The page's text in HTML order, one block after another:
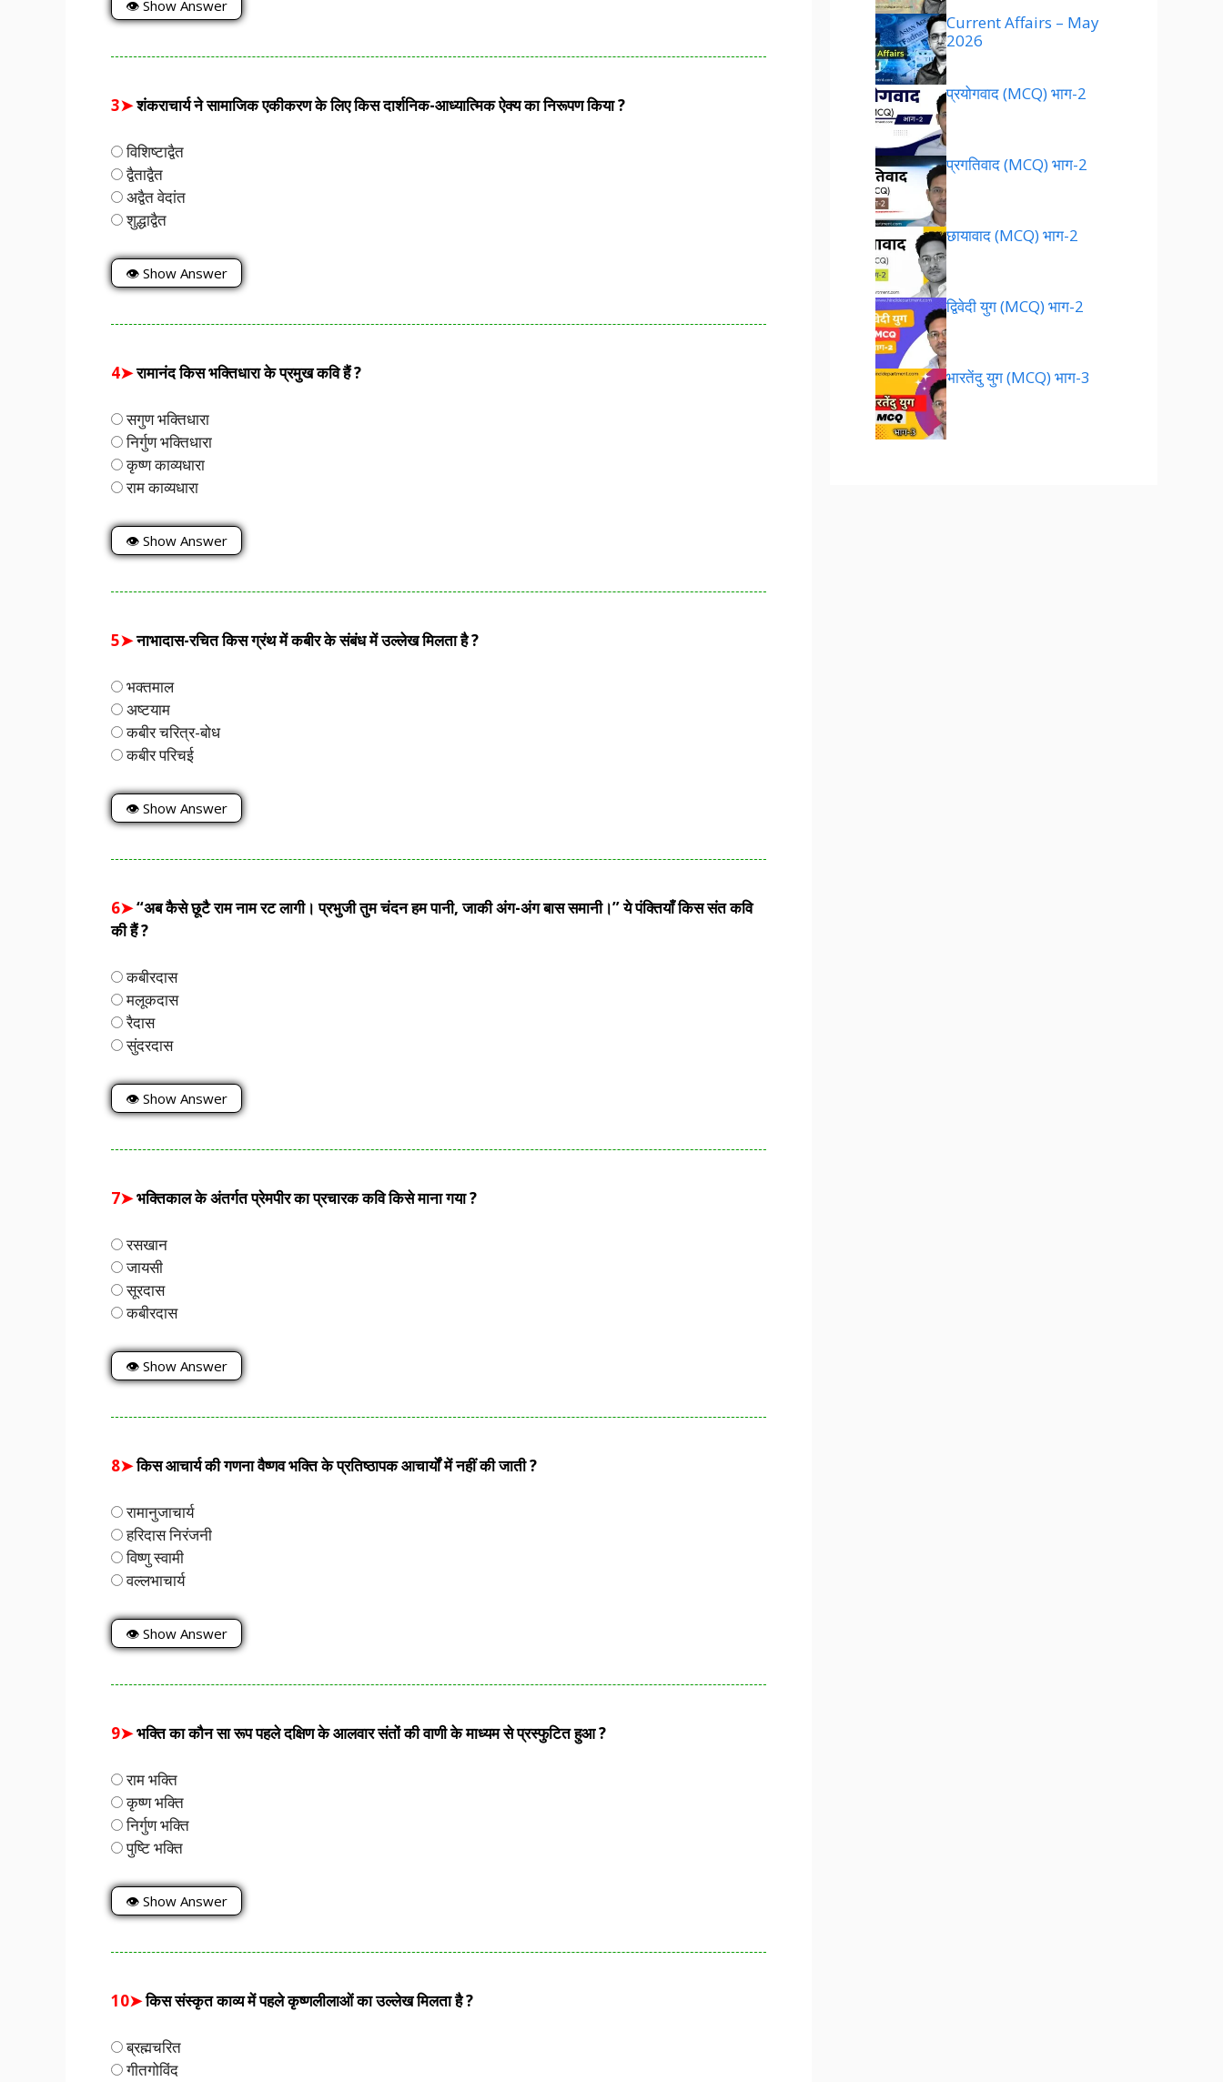
👁 Show Answer
3➤शंकराचार्य ने सामाजिक एकीकरण के लिए किस दार्शनिक-आध्यात्मिक ऐक्य का निरूपण किया ?
विशिष्टाद्वैत
द्वैताद्वैत
अद्वैत वेदांत
शुद्धाद्वैत
👁 Show Answer
4➤रामानंद किस भक्तिधारा के प्रमुख कवि हैं ?
सगुण भक्तिधारा
निर्गुण भक्तिधारा
कृष्ण काव्यधारा
राम काव्यधारा
👁 Show Answer
5➤नाभादास-रचित किस ग्रंथ में कबीर के संबंध में उल्लेख मिलता है ?
भक्तमाल
अष्टयाम
कबीर चरित्र-बोध
कबीर परिचई
👁 Show Answer
6➤“अब कैसे छूटै राम नाम रट लागी। प्रभुजी तुम चंदन हम पानी, जाकी अंग-अंग बास समानी।” ये पंक्तियाँ किस संत कवि
की हैं ?
कबीरदास
मलूकदास
रैदास
सुंदरदास
👁 Show Answer
7➤भक्तिकाल के अंतर्गत प्रेमपीर का प्रचारक कवि किसे माना गया ?
रसखान
जायसी
सूरदास
कबीरदास
👁 Show Answer
8➤किस आचार्य की गणना वैष्णव भक्ति के प्रतिष्ठापक आचार्यों में नहीं की जाती ?
रामानुजाचार्य
हरिदास निरंजनी
विष्णु स्वामी
वल्लभाचार्य
👁 Show Answer
9➤भक्ति का कौन सा रूप पहले दक्षिण के आलवार संतों की वाणी के माध्यम से प्रस्फुटित हुआ ?
राम भक्ति
कृष्ण भक्ति
निर्गुण भक्ति
पुष्टि भक्ति
👁 Show Answer
10➤किस संस्कृत काव्य में पहले कृष्णलीलाओं का उल्लेख मिलता है ?
ब्रह्मचरित
गीतगोविंद
Current Affairs – May
2026
प्रयोगवाद (MCQ) भाग-2
प्रगतिवाद (MCQ) भाग-2
छायावाद (MCQ) भाग-2
द्विवेदी युग (MCQ) भाग-2
भारतेंदु युग (MCQ) भाग-3